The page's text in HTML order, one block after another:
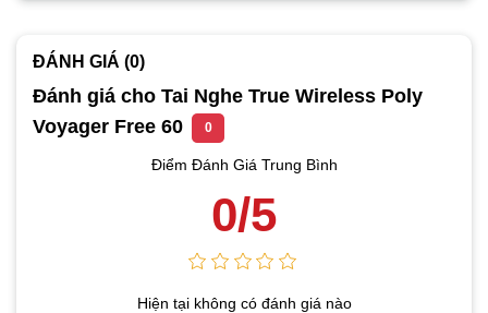
ĐÁNH GIÁ (0)
Đánh giá cho Tai Nghe True Wireless Poly
Voyager Free 60
0
Điểm Đánh Giá Trung Bình
0/5
Hiện tại không có đánh giá nào